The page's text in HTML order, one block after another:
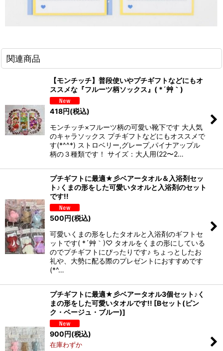
関連商品
【モンチッチ】普段使いやプチギフトなどにもオ
ススメな『フルーツ柄ソックス』( *´艸｀)
418円(税込)
モンチッチ×フルーツ柄の可愛い靴下です 大人気
のキャラソックス プチギフトなどにもオススメで
す(*^^*) ストロベリー,グレープ,パイナアップル
柄の３種類です！ サイズ：大人用(22〜2…
プチギフトに最適★彡ベアータオル＆入浴剤セッ
ト♪くまの形をした可愛いタオルと入浴剤のセット
です!!
500円(税込)
可愛いくまの形をしたタオルと入浴剤のギフトセ
ットです( *´艸｀)♡ タオルをくまの形にしている
のでプチギフトにぴったりです♪ ちょっとしたお
礼や、大勢に配る際のプレゼントにおすすめです
(*^…
プチギフトに最適★彡ベアータオル3個セット♪く
まの形をした可愛いタオルです!! [Bセット(ピン
ク・ベージュ・ブルー)]
900円(税込)
在庫わずか